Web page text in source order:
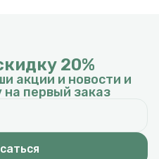
20%
акции и новости и
на первый заказ